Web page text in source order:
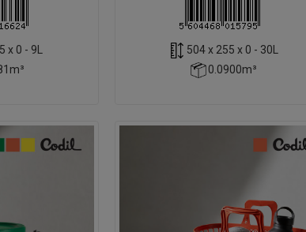
x 0 - 9L
504 x 255 x 0 - 30L
0.0900m³